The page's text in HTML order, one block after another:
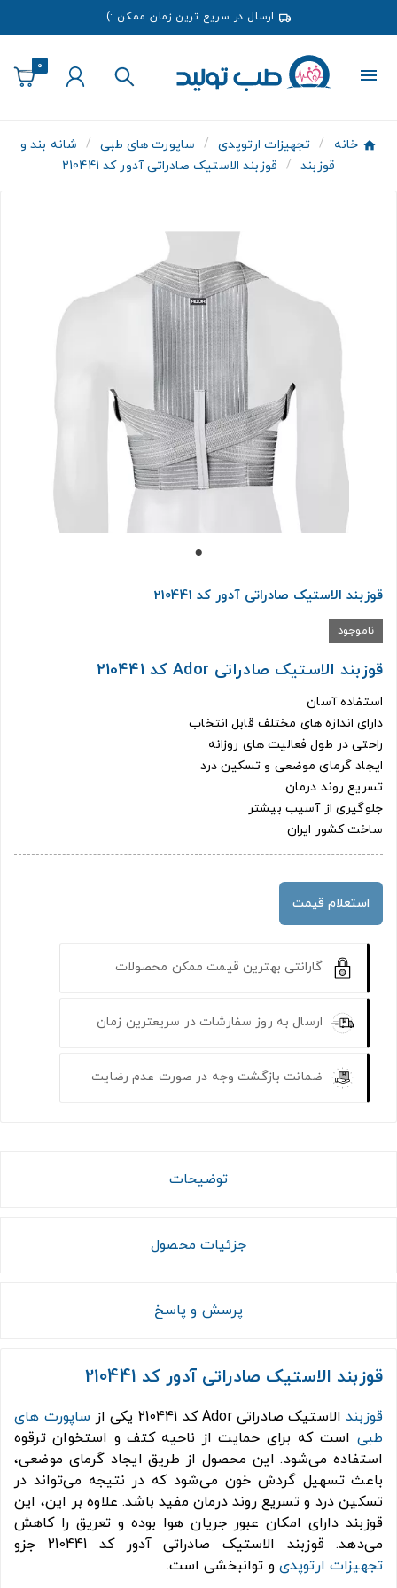
ارسال در سریع ترین زمان ممکن :)
0
خانه تجهیزات ارتوپدی ساپورت های طبی
شانه بند و
قوزبند
قوزبند الاستیک صادراتی آدور کد 210441
قوزبند الاستیک صادراتی آدور کد 210441
ناموجود
قوزبند الاستیک صادراتی Ador کد 210441
استفاده آسان
دارای اندازه های مختلف قابل انتخاب
راحتی در طول فعالیت های روزانه
ایجاد گرمای موضعی و تسکین درد
تسریع روند درمان
جلوگیری از آسیب بیشتر
ساخت کشور ایران
استعلام قیمت
گارانتی بهترین قیمت ممکن محصولات
ارسال به روز سفارشات در سریعترین زمان
ضمانت بازگشت وجه در صورت عدم رضایت
توضیحات
جزئیات محصول
پرسش و پاسخ
قوزبند الاستیک صادراتی آدور کد 210441
قوزبندالاستیک صادراتی Ador کد 210441 یکی از
ساپورت های
طبی است که برای حمایت از ناحیه کتف و استخوان ترقوه
استفاده می‌شود. این محصول از طریق ایجاد گرمای موضعی،
باعث تسهیل گردش خون می‌شود که در نتیجه می‌تواند در
تسکین درد و تسریع روند درمان مفید باشد. علاوه بر این، این
قوزبند دارای امکان عبور جریان هوا بوده و تعریق را کاهش
می‌دهد. قوزبند الاستیک صادراتی آدور کد 210441 جزو
تجهیزات ارتوپدی و توانبخشی است.